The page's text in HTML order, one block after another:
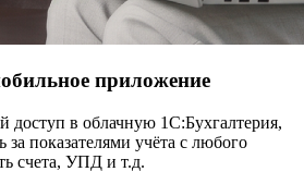
приложение
доступ в облачную 1С:Бухгалтерия,
за показателями учёта с любого
счета, УПД и т.д.